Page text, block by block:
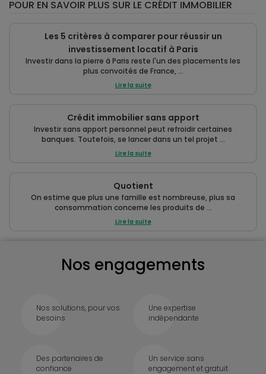
POUR EN SAVOIR PLUS SUR LE CRÉDIT IMMOBILIER
Les 5 critères à comparer pour réussir un
investissement locatif à Paris
Investir dans la pierre à Paris reste l'un des placements les
plus convoités de France, ...
Lire la suite
Crédit immobilier sans apport
Investir sans apport personnel peut refroidir certaines
banques. Toutefois, se lancer dans un tel projet ...
Lire la suite
Quotient
On estime que plus une famille est nombreuse, plus sa
consommation concerne les produits de ...
Lire la suite
Nos engagements
Nos solutions, pour vos
besoins
Une expertise
indépendante
Des partenaires de
confiance
Un service sans
engagement et gratuit